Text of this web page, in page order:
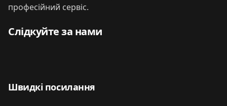
професійний сервіс.
Слідкуйте за нами
Швидкі посилання